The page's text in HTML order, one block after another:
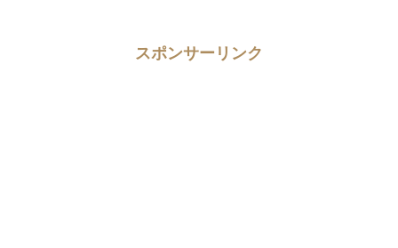
スポンサーリンク